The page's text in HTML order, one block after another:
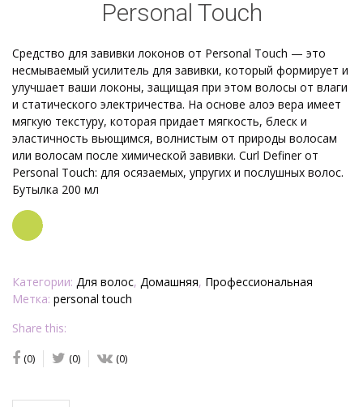
Personal Touch
Средство для завивки локонов от Personal Touch — это
несмываемый усилитель для завивки, который формирует и
улучшает ваши локоны, защищая при этом волосы от влаги
и статического электричества. На основе алоэ вера имеет
мягкую текстуру, которая придает мягкость, блеск и
эластичность вьющимся, волнистым от природы волосам
или волосам после химической завивки. Curl Definer от
Personal Touch: для осязаемых, упругих и послушных волос.
Бутылка 200 мл
Заказать
Категории: Для волос, Домашняя, Профессиональная
Метка: personal touch
Share this:
(0) (0) (0)